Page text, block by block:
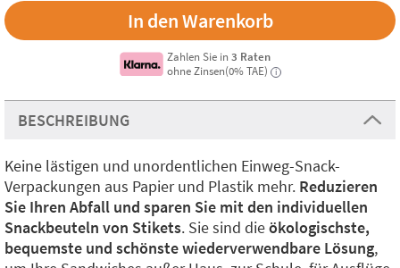
Zahlen Sie in3 Raten
ohne Zinsen(0% TAE)
i
BESCHREIBUNG
Keine lästigen und unordentlichen Einweg-Snack-
Verpackungen aus Papier und Plastik mehr. Reduzieren
Sie Ihren Abfall und sparen Sie mit den individuellen
Snackbeuteln von Stikets. Sie sind dieökologischste,
bequemste und schönste wiederverwendbare Lösung,